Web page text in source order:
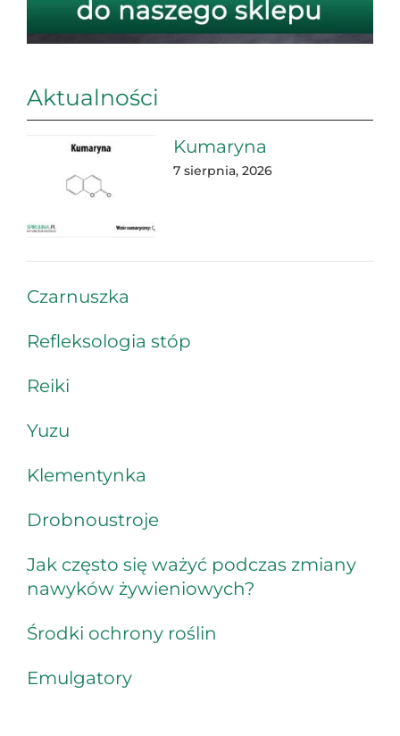
Aktualności
Kumaryna
7 sierpnia, 2026
Czarnuszka
Refleksologia stóp
Reiki
Yuzu
Klementynka
Drobnoustroje
Jak często się ważyć podczas zmiany
nawyków żywieniowych?
Środki ochrony roślin
Emulgatory